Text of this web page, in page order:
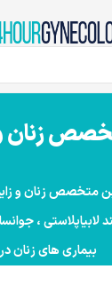
زنان
متخصص زنان و
لابیاپلاستی ،
بیماری های زنان